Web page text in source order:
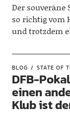
Der souveräne
so richtig vom
und trotzdem
BLOG STATE OF
DFB-
einen
Klub ist